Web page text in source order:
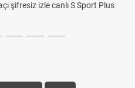
S Sport Plus